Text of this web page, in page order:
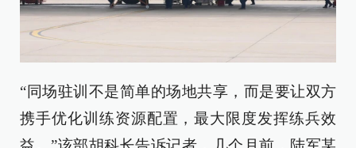
“同场驻训不是简单的场地共享，而是要让双方
携手优化训练资源配置，最大限度发挥练兵效